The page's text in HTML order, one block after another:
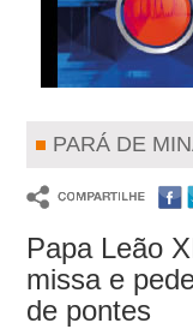
PARÁ DE
Papa Leão
missa e
de pontes